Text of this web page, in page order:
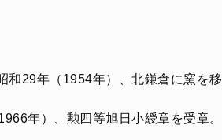
29年（1954年）、北鎌倉に窯を移
年）、勲四等旭日小綬章を受章。